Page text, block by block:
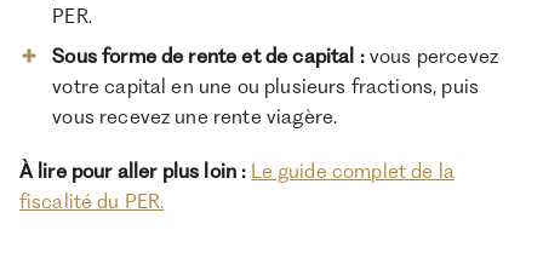
PER.
Sous forme de rente et de capital : vous percevez
votre capital en une ou plusieurs fractions, puis
vous recevez une rente viagère.
À lire pour aller plus loin : Le guide complet de la
fiscalité du PER.